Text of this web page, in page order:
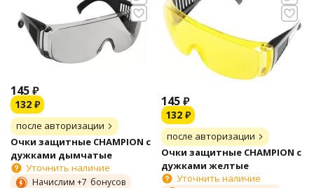
145₽
132 ₽
после авторизации
Очки защитные CHAMPION с
дужками дымчатые
Уточнить наличие
Начислим +7 бонусов
145₽
132 ₽
после авторизации
Очки защитные CHAMPION с
дужками желтые
Уточнить наличие